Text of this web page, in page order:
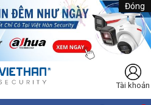
Đóng
Tài khoản